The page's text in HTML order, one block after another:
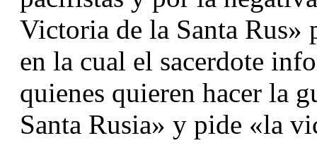
Victoria de la Santa
en la cual el sacerdote
quienes quieren hacer la
Santa Rusia» y pide «la